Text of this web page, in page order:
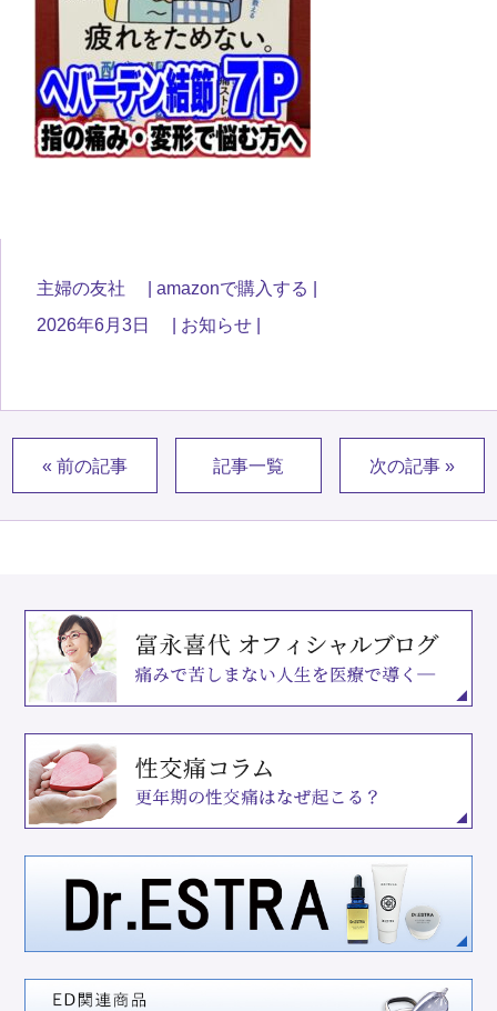
主婦の友社
amazonで購入する
2026年6月3日
お知らせ
« 前の記事 記事一覧 次の記事 »